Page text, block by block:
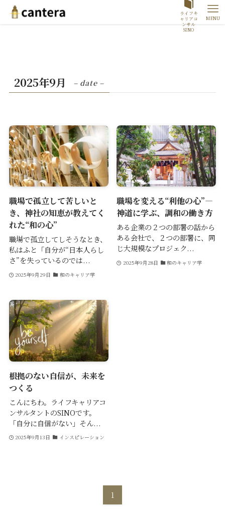
ライフキ
ャリアコ
ンサル
SINO
MENU
2025年9月 – date –
職場で孤立して苦しいと
き、神社の知恵が教えてく
れた“和の心”
職場で孤立してしそうなとき、
私はふと「自分が“日本人らし
さ”を失っているのでは...
2025年9月29日 和のキャリア学
職場を変える“利他の心”―
神道に学ぶ、調和の働き方
ある企業の２つの部署の話から
ある会社で、２つの部署に、同
じ大規模なプロジェク...
2025年9月28日 和のキャリア学
根拠のない自信が、未来を
つくる
こんにちわ。ライフキャリアコ
ンサルタントのSINOです。
「自分に自信がない」そん...
2025年9月13日 インスピレーション
1